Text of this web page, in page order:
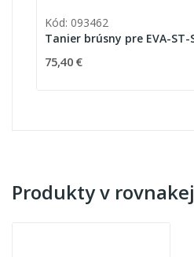
Kód: 093462
Tanier brúsny pre EVA-
75,40 €
Produkty v